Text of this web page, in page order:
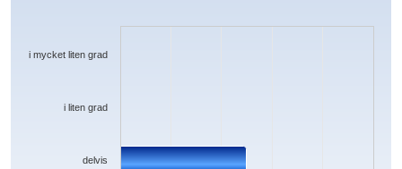
The chart has 1 X axis displaying categories.
delvis
i liten grad
i mycket liten grad